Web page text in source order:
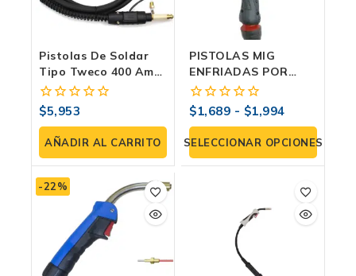
Pistolas De Soldar
Tipo Tweco 400 Amp
Con Conector Tipo
Miller DE 10 Y 15 FT:
Potencia Y Precisión
En Tus Manos
0
fuera
de
5
$5,953
AÑADIR AL CARRITO
PISTOLAS MIG
ENFRIADAS POR
AIRE SERIE M18 Para
210 Amperes
0
fuera
de
5
$1,689 - $1,994
SELECCIONAR OPCIONES
-22%